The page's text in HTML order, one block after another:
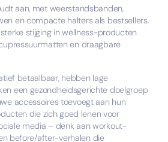
aan, met weerstandsbanden,
en compacte halters als bestsellers.
stijging in wellness-producten
en draagbare
betaalbaar, hebben lage
een gezondheidsgerichte doelgroep
accessoires toevoegt aan hun
die zich goed lenen voor
media – denk aan workout-
before/after-verhalen die